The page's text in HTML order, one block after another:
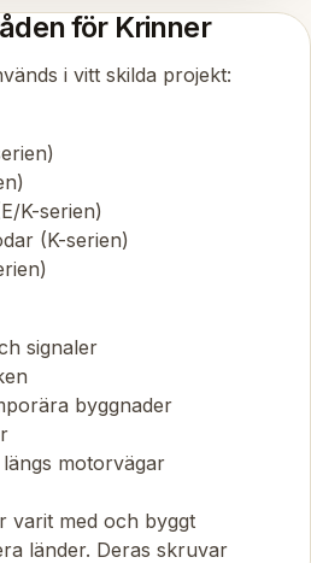
för Krinner
i vitt skilda projekt:
K-serien)
(K-serien)
signaler
byggnader
motorvägar
varit med och byggt
länder. Deras skruvar